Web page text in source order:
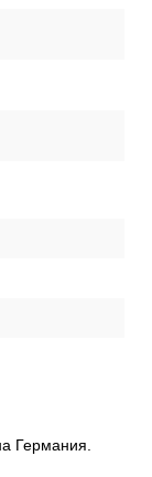
Германия.